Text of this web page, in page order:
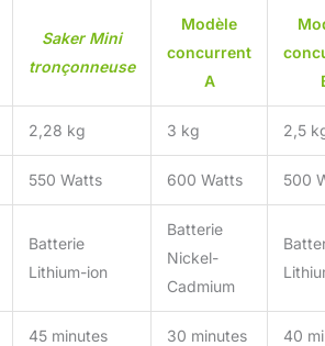
Saker Mini
tronçonneuse
Modèle
concurrent
A
2,28 kg 3 kg 2,5
550 Watts 600 Watts 500
Batterie
Lithium-ion
Batterie
Nickel-
Cadmium
45 minutes 30 minutes 40